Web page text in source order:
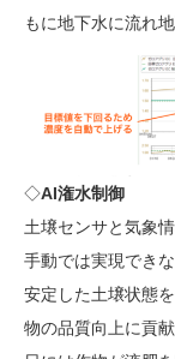
もに地下水に流れ
◇AI潅水制御
土壌センサと気象
手動では実現でき
安定した土壌状態
物の品質向上に貢